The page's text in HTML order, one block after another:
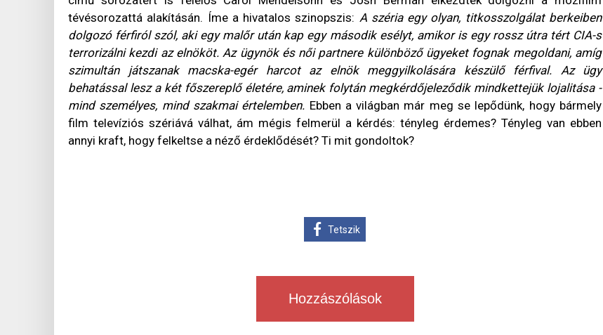
tévésorozattá alakításán. Íme a hivatalos szinopszis: A széria egy olyan, titkosszolgálat berkeiben
dolgozó férfiról szól, aki egy malőr után kap egy második esélyt, amikor is egy rossz útra tért CIA-s
terrorizálni kezdi az elnököt. Az ügynök és női partnere különböző ügyeket fognak megoldani, amíg
szimultán játszanak macska-egér harcot az elnök meggyilkolására készülő férfival. Az ügy
behatással lesz a két főszereplő életére, aminek folytán megkérdőjeleződik mindkettejük lojalitása -
mind személyes, mind szakmai értelemben. Ebben a világban már meg se lepődünk, hogy bármely
film televíziós szériává válhat, ám mégis felmerül a kérdés: tényleg érdemes? Tényleg van ebben
annyi kraft, hogy felkeltse a néző érdeklődését? Ti mit gondoltok?
Tetszik
Hozzászólások